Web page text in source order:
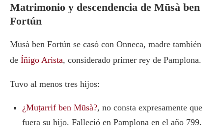
Matrimonio y descendencia de Mūsà ben
Fortún
Mūsà ben Fortún se casó con Onneca, madre también
de Íñigo Arista, considerado primer rey de Pamplona.
Tuvo al menos tres hijos:
¿Muṭarrif ben Mūsà?, no consta expresamente que
fuera su hijo. Falleció en Pamplona en el año 799.